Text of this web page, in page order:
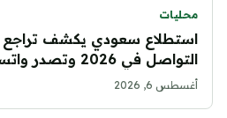
محليات
استطلاع سعودي يكشف تراجع
التواصل في 2026 وتصدر واتساب وسناب شات
أغسطس 6, 2026